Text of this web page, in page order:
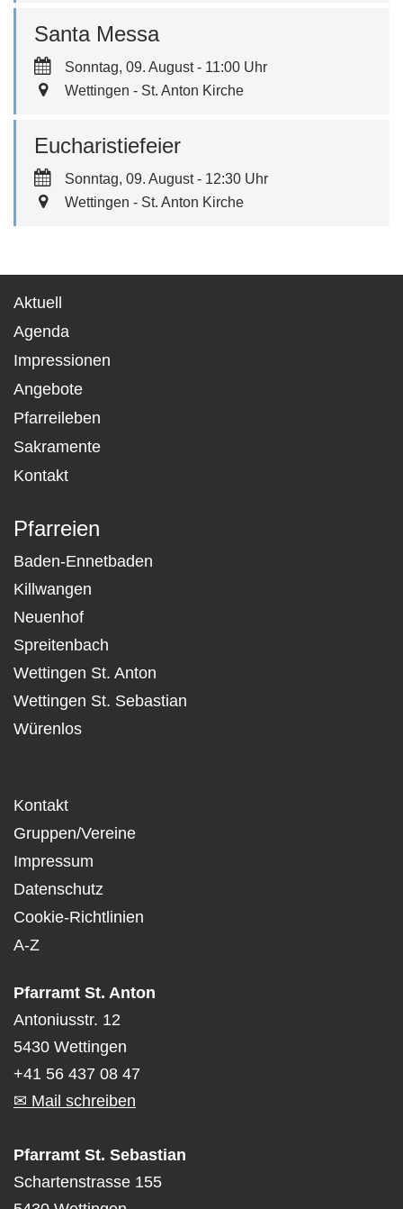
Sonntag, 09. August - 11:00 Uhr
Wettingen - St. Anton Kirche
Santa Messa
Sonntag, 09. August - 12:30 Uhr
Wettingen - St. Anton Kirche
Eucharistiefeier
Aktuell
Agenda
Impressionen
Angebote
Pfarreileben
Sakramente
Kontakt
Pfarreien
Baden-Ennetbaden
Killwangen
Neuenhof
Spreitenbach
Wettingen St. Anton
Wettingen St. Sebastian
Würenlos
Kontakt
Gruppen/Vereine
Impressum
Datenschutz
Cookie-Richtlinien
A-Z
Pfarramt St. Anton
Antoniusstr. 12
5430 Wettingen
+41 56 437 08 47
✉ Mail schreiben
Pfarramt St. Sebastian
Schartenstrasse 155